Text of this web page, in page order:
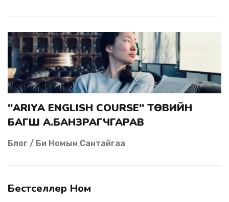
"ARIYA ENGLISH COURSE" ТӨВИЙН
БАГШ А.БАНЗРАГЧГАРАВ
Блог / Би Номын Сантайгаа
Бестселлер Ном